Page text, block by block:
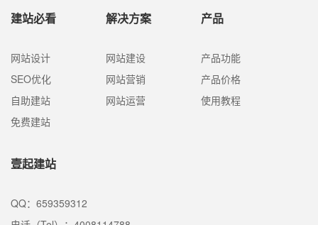
建站必看
网站设计
SEO优化
自助建站
免费建站
解决方案
网站建设
网站营销
网站运营
产品
产品功能
产品价格
使用教程
壹起建站
QQ：659359312